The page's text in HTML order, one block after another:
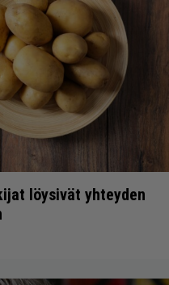
löysivät yhteyden